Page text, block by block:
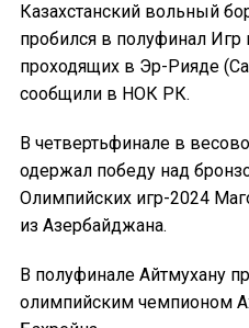
Казахстанский вольный
пробился в полуфинал Игр
проходящих в Эр-Рияде
сообщили в НОК РК.
В четвертьфинале в
одержал победу над
Олимпийских игр-2024
из Азербайджана.
В полуфинале Айтмухану
олимпийским чемпионом